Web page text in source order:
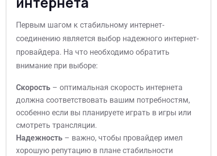
Первым шагом к стабильному интернет-
соединению является выбор надежного интернет-
провайдера. На что необходимо обратить
внимание при выборе:
Скорость – оптимальная скорость интернета
должна соответствовать вашим потребностям,
особенно если вы планируете играть в игры или
смотреть трансляции.
Надежность – важно, чтобы провайдер имел
хорошую репутацию в плане стабильности